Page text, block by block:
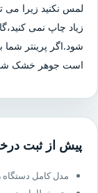
لمس نکنید زیرا می
زیاد چاپ نمی
شود.اگر پرینتر
است جوهر خشک شده
پیش از ثبت
مدل کامل دستگاه